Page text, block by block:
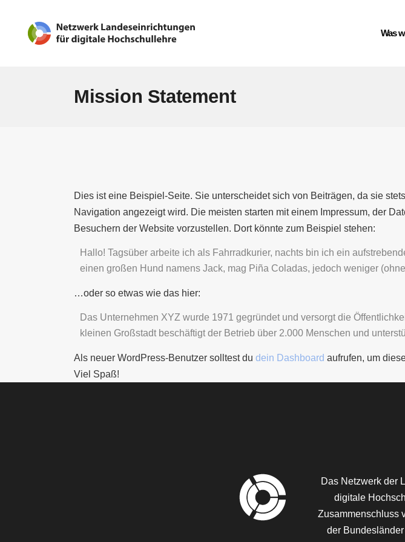
Was
Mission Statement
Dies ist eine Beispiel-Seite. Sie unterscheidet sich von Beiträgen, da sie
Navigation angezeigt wird. Die meisten starten mit einem Impressum, der
Besuchern der Website vorzustellen. Dort könnte zum Beispiel stehen:
Hallo! Tagsüber arbeite ich als Fahrradkurier, nachts bin ich ein
einen großen Hund namens Jack, mag Piña Coladas, jedoch weniger
…oder so etwas wie das hier:
Das Unternehmen XYZ wurde 1971 gegründet und versorgt die
kleinen Großstadt beschäftigt der Betrieb über 2.000 Menschen und
Als neuer WordPress-Benutzer solltest du dein Dashboard aufrufen, um
Viel Spaß!
Das Netzwerk der
digitale
Zusammenschluss
der